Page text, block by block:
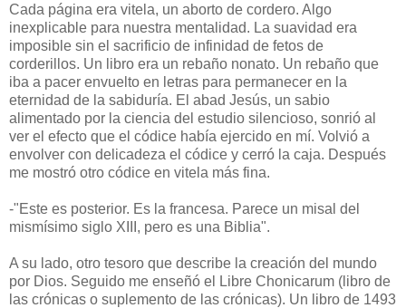
Cada página era vitela, un aborto de cordero. Algo
inexplicable para nuestra mentalidad. La suavidad era
imposible sin el sacrificio de infinidad de fetos de
corderillos. Un libro era un rebaño nonato. Un rebaño que
iba a pacer envuelto en letras para permanecer en la
eternidad de la sabiduría. El abad Jesús, un sabio
alimentado por la ciencia del estudio silencioso, sonrió al
ver el efecto que el códice había ejercido en mí. Volvió a
envolver con delicadeza el códice y cerró la caja. Después
me mostró otro códice en vitela más fina.
-"Este es posterior. Es la francesa. Parece un misal del
mismísimo siglo XIII, pero es una Biblia".
A su lado, otro tesoro que describe la creación del mundo
por Dios. Seguido me enseñó el Libre Chonicarum (libro de
las crónicas o suplemento de las crónicas). Un libro de 1493